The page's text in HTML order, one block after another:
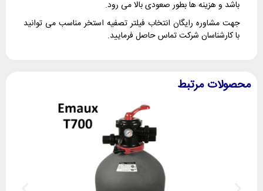
باشد و هزینه ها بطور صعودی بالا می رود.
جهت مشاوره رایگان انتخاب فیلتر تصفیه استخر مناسب می توانید
با کارشناسان شرکت تماس حاصل فرمایید.
محصولات مرتبط